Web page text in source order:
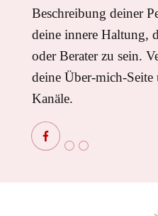
Beschreibung deiner
deine innere Haltung,
oder Berater zu sein.
deine Über-mich-
Kanäle.